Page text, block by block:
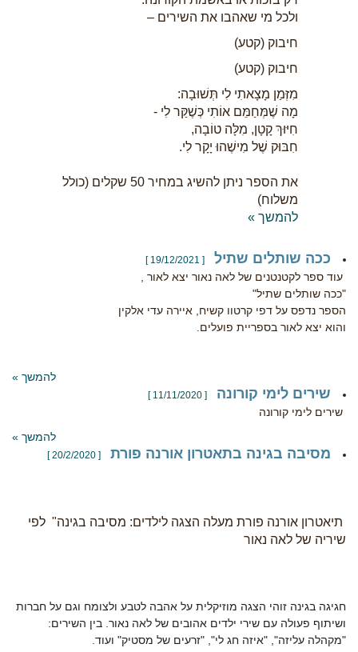
ולכל מי שאהבו את השירים –
חיבוק (קטע)
חיבוק (קטע)
מִזְּמַן מָצָאתִי לִי תְּשׁוּבָה:
מָה שֶׁמְּחַמֵּם אוֹתִי כְּשֶׁקַּר לִי -
חִיּוּךְ קָטָן, מִלָּה טוֹבָה,
חִבּוּק שֶׁל מִישֶׁהוּ יָקָר לִי.
את הספר ניתן להשיג במחיר 50 שקלים (כולל
משלוח)
להמשך »
ככה שותלים שתיל [ 19/12/2021 ]
עוד ספר לקטנטנים של לאה נאור יצא לאור ,
"ככה שותלים שתיל"
הספר נדפס על דפי קרטוו קשיח, איירה עדי אלקין
והוא יצא לאור בספריית פועלים.
להמשך »
שירים לימי קורונה [ 11/11/2020 ]
שירים לימי קורונה
להמשך »
מסיבה בגינה בתאטרון אורנה פורת [ 20/2/2020 ]
תיאטרון אורנה פורת מעלה הצגה לילדים: מסיבה בגינה" לפי
שיריה של לאה נאור
חגיגה בגינה זוהי הצגה מוזיקלית על אהבה לטבע ולצומח וגם על חברות
ושיתוף פעולה עם שירי ילדים אהובים של לאה נאור. בין השירים:
"מקהלה עליזה", "איזה חג לי", "זרעים של מסטיק" ועוד.